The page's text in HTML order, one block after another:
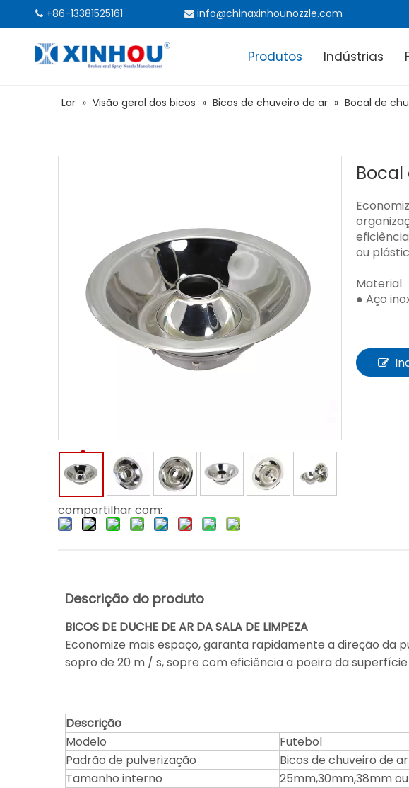
 +86-13381525161  info@chinaxinhounozzle.com
Produtos Indústrias
Lar » Visão geral dos bicos » Bicos de chuveiro de ar » Bocal de
compartilhar com:
ou
Material
● Aço
Descrição do produto
BICOS DE DUCHE DE AR ​​DA SALA DE LIMPEZA
Economize mais espaço, garanta rapidamente a direção da
sopro de 20 m / s, sopre com eficiência a poeira da
Descrição
Modelo
Futebol
Padrão de pulverização
Bicos de chuveiro de ar
Tamanho interno
25mm,30mm,38mm